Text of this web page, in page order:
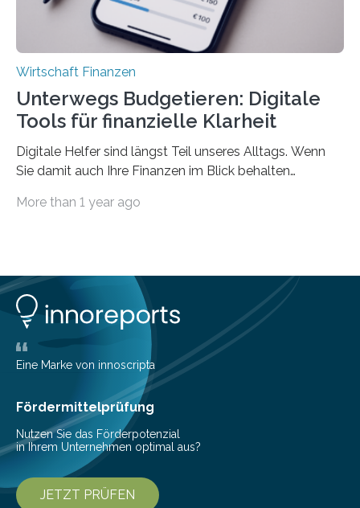
Wirtschaft Finanzen
Unterwegs Budgetieren: Digitale
Tools für finanzielle Klarheit
Digitale Helfer sind längst Teil unseres Alltags. Wenn
Sie damit auch Ihre Finanzen im Blick behalten
die genau das ermöglichen: Sie helfen Ihnen, Ausgaben
Lösungen interessieren. 1. Multibanking-Tools: Alle
Konten auf einen Blick Viele Banken bieten bereits in
ihrem Online-Banking eine Multibanking-Funktion an,
mit der sich Konten bei anderen Banken…
More than 1 year ago
Eine Marke von innoscripta
Fördermittelprüfung
Nutzen Sie das Förderpotenzial
in Ihrem Unternehmen optimal aus?
JETZT PRÜFEN